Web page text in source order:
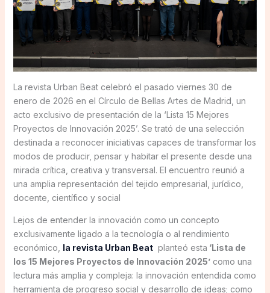
La revista Urban Beat celebró el pasado viernes 30 de
enero de 2026 en el Círculo de Bellas Artes de Madrid, un
acto exclusivo de presentación de la ‘Lista 15 Mejores
Proyectos de Innovación 2025’. Se trató de una selección
destinada a reconocer iniciativas capaces de transformar los
modos de producir, pensar y habitar el presente desde una
mirada crítica, creativa y transversal. El encuentro reunió a
una amplia representación del tejido empresarial, jurídico,
docente, científico y social
Lejos de entender la innovación como un concepto
exclusivamente ligado a la tecnología o al rendimiento
económico, la revista Urban Beatplanteó esta ‘Lista de
los 15 Mejores Proyectos de Innovación 2025’como una
lectura más amplia y compleja: la innovación entendida como
herramienta de progreso social y desarrollo de ideas; como